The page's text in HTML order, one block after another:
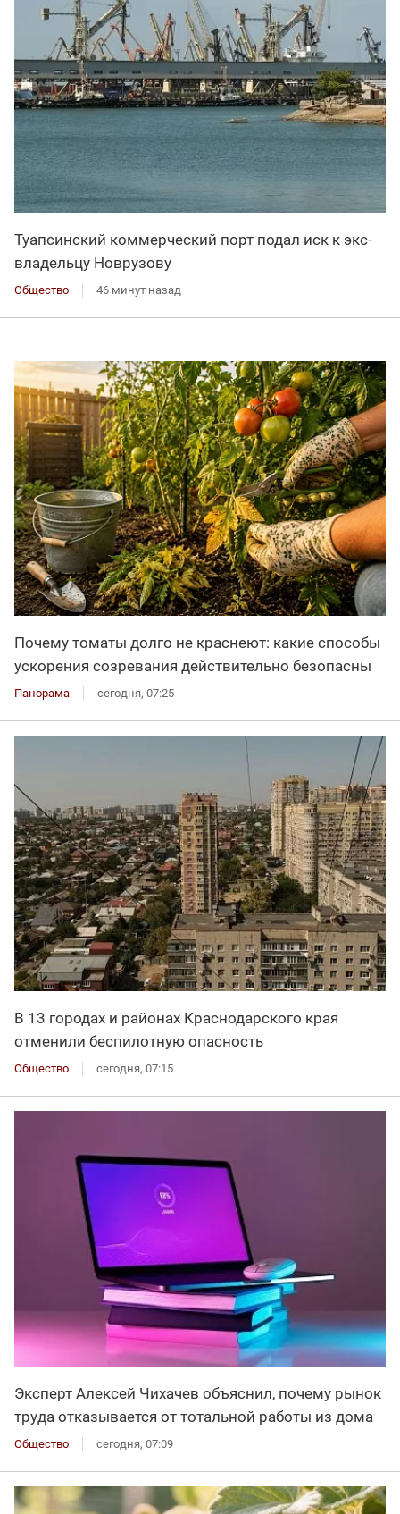
Туапсинский коммерческий порт подал иск к экс-
владельцу Новрузову
Общество 46 минут назад
Почему томаты долго не краснеют: какие способы
ускорения созревания действительно безопасны
Панорама сегодня, 07:25
В 13 городах и районах Краснодарского края
отменили беспилотную опасность
Общество сегодня, 07:15
Эксперт Алексей Чихачев объяснил, почему рынок
труда отказывается от тотальной работы из дома
Общество сегодня, 07:09